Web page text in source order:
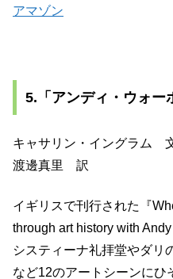
アマゾン
5.「アンディ・ウォー
キャサリン・イングラ
渡邊真里 訳
イギリスで刊行された『
through art history with
システィーナ礼拝堂やダリ
など12のアートシーンにひ